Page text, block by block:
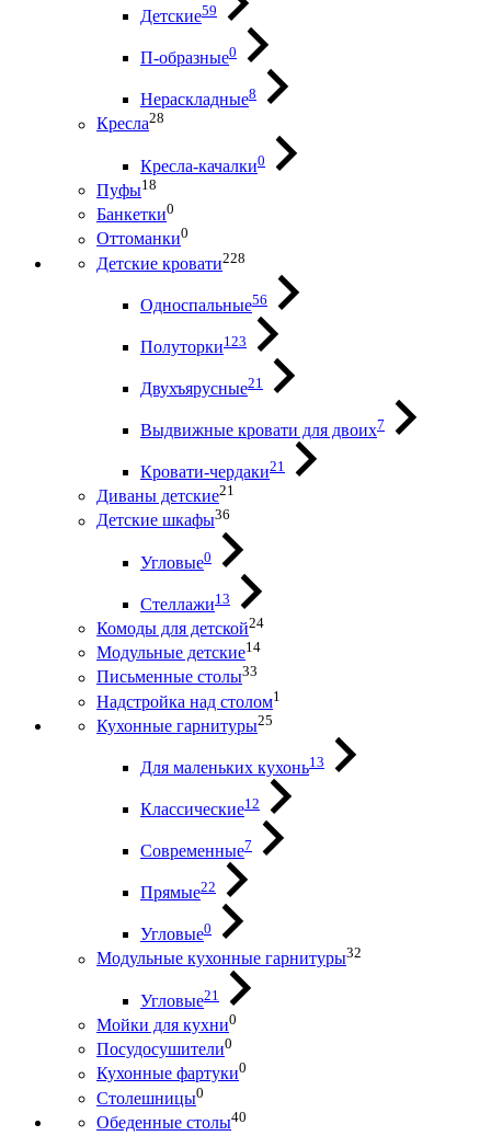
Детские59
П-образные0
Нераскладные8
Кресла28
Кресла-качалки0
Пуфы18
Банкетки0
Оттоманки0
Детские кровати228
Односпальные56
Полуторки123
Двухъярусные21
Выдвижные кровати для двоих7
Кровати-чердаки21
Диваны детские21
Детские шкафы36
Угловые0
Стеллажи13
Комоды для детской24
Модульные детские14
Письменные столы33
Надстройка над столом1
Кухонные гарнитуры25
Для маленьких кухонь13
Классические12
Современные7
Прямые22
Угловые0
Модульные кухонные гарнитуры32
Угловые21
Мойки для кухни0
Посудосушители0
Кухонные фартуки0
Столешницы0
Обеденные столы40